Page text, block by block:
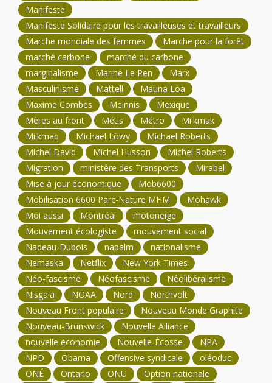
Manifeste
Manifeste Solidaire pour les travailleuses et travailleurs
Marche mondiale des femmes
Marche pour la forêt
marché carbone
marché du carbone
marginalisme
Marine Le Pen
Marx
Masculinisme
Mattell
Mauna Loa
Maxime Combes
McInnis
Mexique
Mères au front
Métis Métro
Mi'kmak
Mi'kmaq
Michael Löwy
Michael Roberts
Michel David
Michel Husson
Michel Roberts
Migration
ministère des Transports
Mirabel
Mise à jour économique
Mob6600
Mobilisation 6600 Parc-Nature MHM
Mohawk
Moi aussi
Montréal
motoneige
Mouvement écologiste
mouvement social
Nadeau-Dubois
napalm
nationalisme
Nemaska
Netflix
New York Times
Néo-fascisme
Néofascisme
Néolibéralisme
Nisga'a
NOAA Nord
Northvolt
Nouveau Front populaire
Nouveau Monde Graphite
Nouveau-Brunswick
Nouvelle Alliance
nouvelle économie
Nouvelle-Écosse
NPA
NPD
Obama Offensive syndicale
oléoduc
ONÉ
Ontario ONU
Option nationale